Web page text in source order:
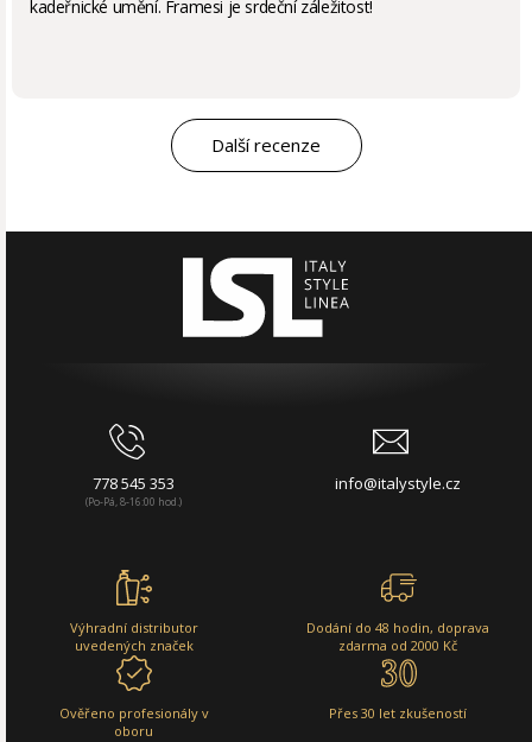
kadeřnické umění. Framesi je srdeční záležitost!
Další recenze
778 545 353
(Po-Pá, 8-16:00 hod.)
info@italystyle.cz
Výhradní distributor
uvedených značek
Dodání do 48 hodin, doprava
zdarma od 2000 Kč
Ověřeno profesionály v
oboru
Přes 30 let zkušeností